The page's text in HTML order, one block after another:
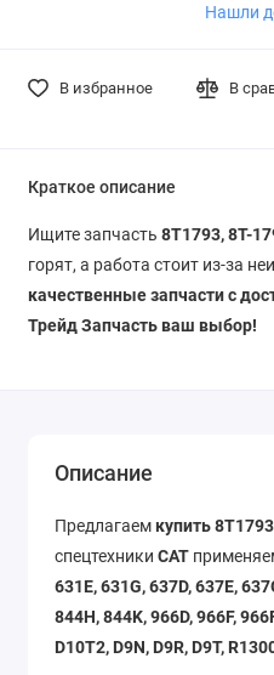
Нашли
В избранное В
Краткое описание
Ищите запчасть 8T1793, 8T-
горят, а работа стоит из-за
качественные запчасти с
Трейд Запчасть ваш выбор!
Описание
Предлагаем купить
спецтехники CAT
631E, 631G, 637D, 637E,
844H, 844K, 966D, 966F,
D10T2, D9N, D9R, D9T,